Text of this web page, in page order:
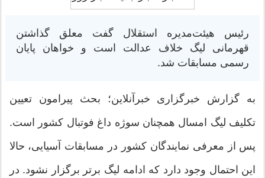
رئیس هیئت‌مدیره استقلال گفت معلق گذاشتن
قهرمانی لیگ خلاف عدالت است و خواهان پایان
رسمی مسابقات شد.
به گزارش خبرگزاری خبرآنلاین؛ بحث پیرامون تعیین
تکلیف لیگ امسال همچنان سوژه داغ فوتبال کشور است.
پس از معرفی نمایندگان کشور در مسابقات آسیایی، حالا
این احتمال وجود دارد که ادامه لیگ برتر برگزار نشود. در